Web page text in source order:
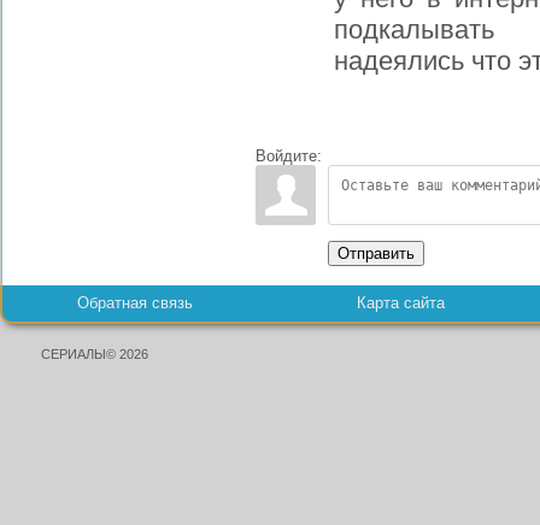
надеялись что
Войдите:
Отправить
Обратная связь Карта сайта
СЕРИАЛЫ© 2026